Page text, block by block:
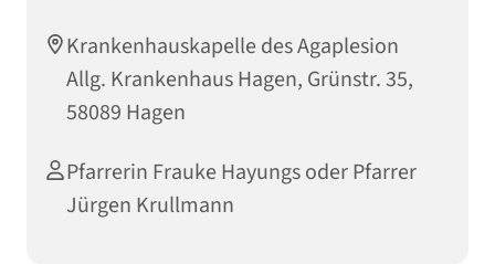
Krankenhauskapelle des Agaplesion
Allg. Krankenhaus Hagen, Grünstr. 35,
58089 Hagen
Pfarrerin Frauke Hayungs oder Pfarrer
Jürgen Krullmann